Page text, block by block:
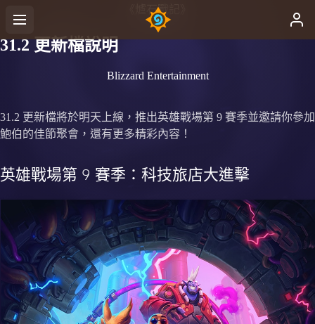
《爐石戰記》
31.2 更新檔說明
Blizzard Entertainment
31.2 更新檔將於明天上線，推出英雄戰場第 9 賽季並邀請你參加
鮑伯的佳節聚會，還有更多精彩內容！
英雄戰場第 9 賽季：科技旅店大進擊